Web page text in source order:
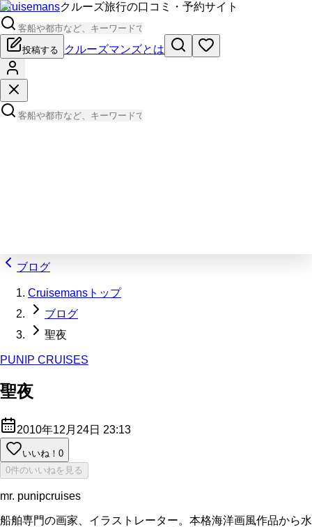
Cruisemansクルーズ旅行の口コミ・予約サイト
投稿する クルーズマンズとは
ブログ
Cruisemansトップ
ブログ
聖夜
PUNIP CRUISES
聖夜
2010年12月24日 23:13
いいね！ 0
0件のいいねを見る
mr. punipcruises
船舶専門の画家、イラストレーター。本格海洋画風作品から水